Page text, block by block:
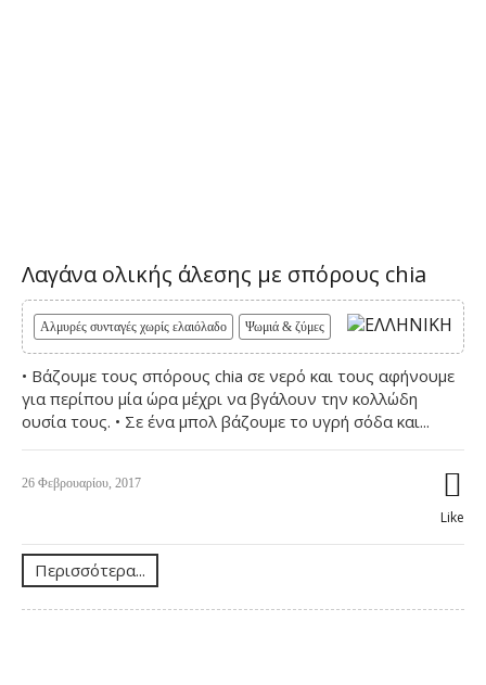
Λαγάνα ολικής άλεσης με σπόρους chia
Αλμυρές συνταγές χωρίς ελαιόλαδο Ψωμιά & ζύμες
• Βάζουμε τους σπόρους chia σε νερό και τους αφήνουμε
για περίπου μία ώρα μέχρι να βγάλουν την κολλώδη
ουσία τους. • Σε ένα μπολ βάζουμε το υγρή σόδα και...
26 Φεβρουαρίου, 2017
Like
Περισσότερα...